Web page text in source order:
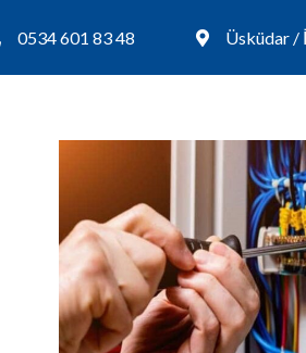
0534 601 83 48 Üsküdar /